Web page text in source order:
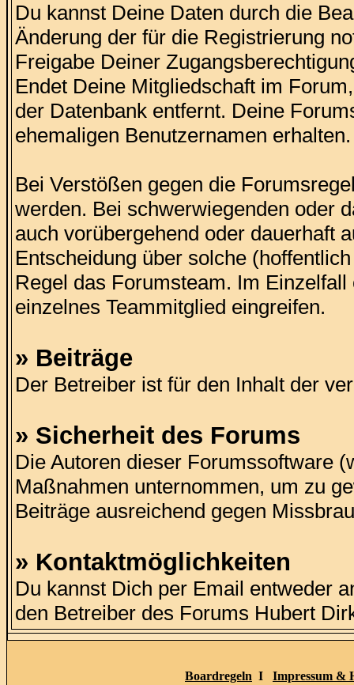
Du kannst Deine Daten durch die
Änderung der für die Registrierung
Freigabe Deiner
Endet Deine Mitgliedschaft im
der Datenbank entfernt. Deine
ehemaligen Benutzernamen erhalten.
Bei Verstößen gegen die
werden. Bei schwerwiegenden oder
auch vorübergehend oder dauerhaft
Entscheidung über solche
Regel das Forumsteam. Im
einzelnes Teammitglied eingreifen.
» Beiträge
Der Betreiber ist für den Inhalt der
» Sicherheit des Forums
Die Autoren dieser Forumssoftware
Maßnahmen unternommen, um zu
Beiträge ausreichend gegen
» Kontaktmöglichkeiten
Du kannst Dich per Email entweder
den Betreiber des Forums Hubert
Boardregeln I Impressum &